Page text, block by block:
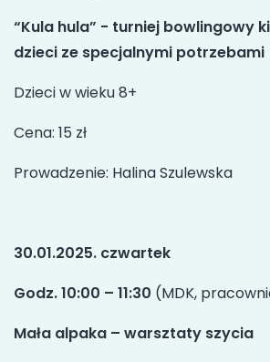
“Kula hula” - turniej bowlingowy
dzieci ze specjalnymi potrzebami
Dzieci w wieku 8+
Cena: 15 zł
Prowadzenie: Halina Szulewska
30.01.2025. czwartek
Godz. 10:00 – 11:30 (MDK,
Mała alpaka – warsztaty szycia